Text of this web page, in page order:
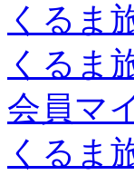
くるま
くるま
会員マ
くるま